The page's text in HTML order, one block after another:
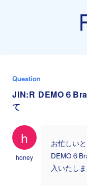
Question
JIN:R DEMO６
て
h
honey
お忙しい
DEMO６
入いたしま